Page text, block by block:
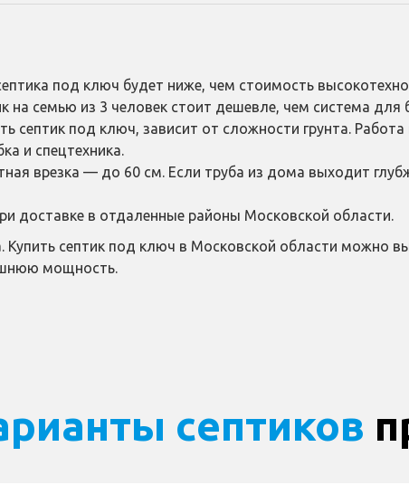
под ключ будет ниже, чем стоимость
на семью из 3 человек стоит дешевле, чем система
септик под ключ, зависит от сложности грунта.
и спецтехника.
врезка — до 60 см. Если труба из дома выходит
доставке в отдаленные районы Московской области.
Купить септик под ключ в Московской области можно
мощность.
септиков